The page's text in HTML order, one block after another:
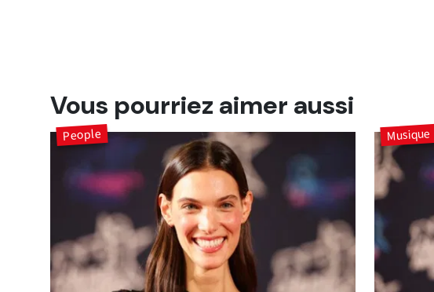
Vous pourriez aimer aussi
People Musique